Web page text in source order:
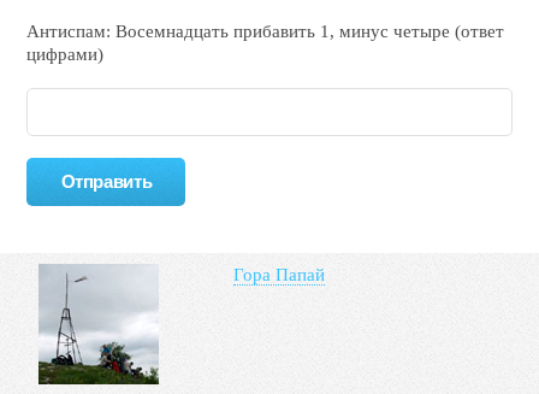
Антиспам: Воceмнадцать прибaвить 1, минyc чeтырe (ответ
цифрами)
Гора Папай